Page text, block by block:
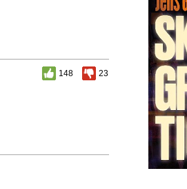
148
23